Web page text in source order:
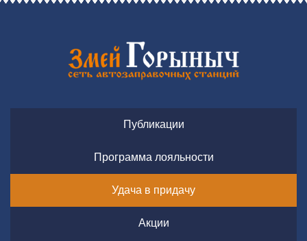
Публикации
Программа лояльности
Удача в придачу
Акции